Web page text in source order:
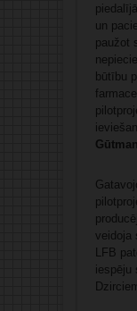
un
paužot
būtību
veidoja
LFB
iespēju